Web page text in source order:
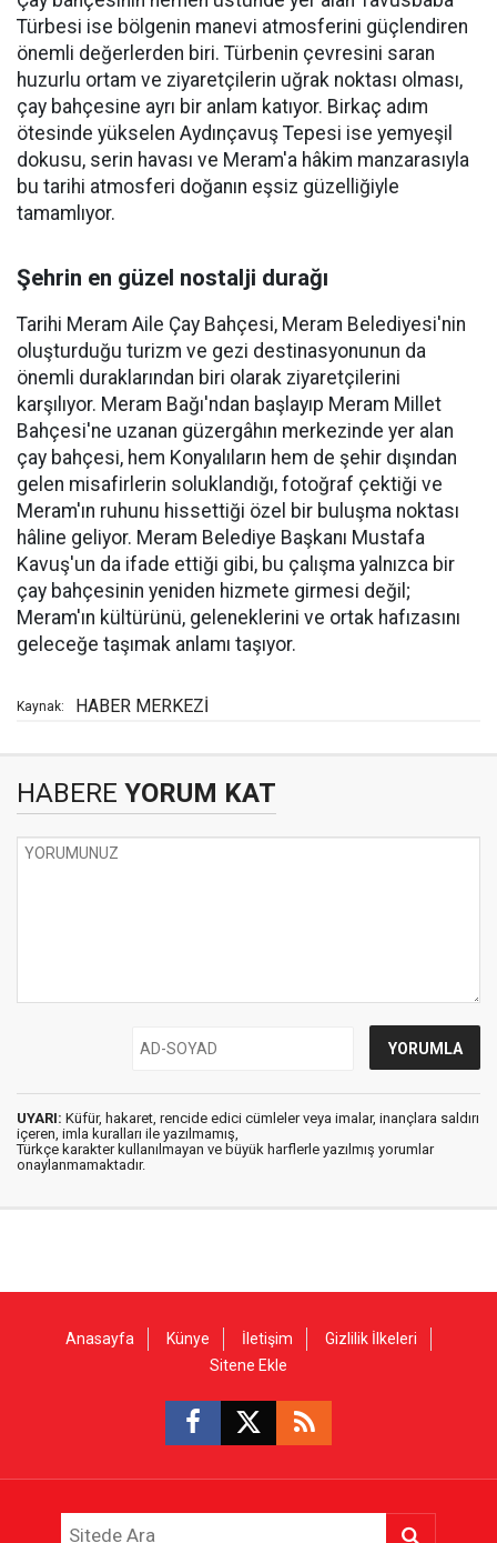
Türbesi ise bölgenin manevi atmosferini güçlendiren
önemli değerlerden biri. Türbenin çevresini saran
huzurlu ortam ve ziyaretçilerin uğrak noktası olması,
çay bahçesine ayrı bir anlam katıyor. Birkaç adım
ötesinde yükselen Aydınçavuş Tepesi ise yemyeşil
dokusu, serin havası ve Meram'a hâkim manzarasıyla
bu tarihi atmosferi doğanın eşsiz güzelliğiyle
tamamlıyor.
Şehrin en güzel nostalji durağı
Tarihi Meram Aile Çay Bahçesi, Meram Belediyesi'nin
oluşturduğu turizm ve gezi destinasyonunun da
önemli duraklarından biri olarak ziyaretçilerini
karşılıyor. Meram Bağı'ndan başlayıp Meram Millet
Bahçesi'ne uzanan güzergâhın merkezinde yer alan
çay bahçesi, hem Konyalıların hem de şehir dışından
gelen misafirlerin soluklandığı, fotoğraf çektiği ve
Meram'ın ruhunu hissettiği özel bir buluşma noktası
hâline geliyor. Meram Belediye Başkanı Mustafa
Kavuş'un da ifade ettiği gibi, bu çalışma yalnızca bir
çay bahçesinin yeniden hizmete girmesi değil;
Meram'ın kültürünü, geleneklerini ve ortak hafızasını
geleceğe taşımak anlamı taşıyor.
Kaynak: HABER MERKEZİ
HABERE YORUM KAT
UYARI: Küfür, hakaret, rencide edici cümleler veya imalar, inançlara saldırı
içeren, imla kuralları ile yazılmamış,
Türkçe karakter kullanılmayan ve büyük harflerle yazılmış yorumlar
onaylanmamaktadır.
Anasayfa Künye İletişim
Gizlilik İlkeleri
Sitene Ekle